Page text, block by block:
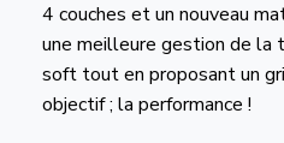
4 couches et un nouveau
une meilleure gestion de la
soft tout en proposant un
objectif ; la performance !